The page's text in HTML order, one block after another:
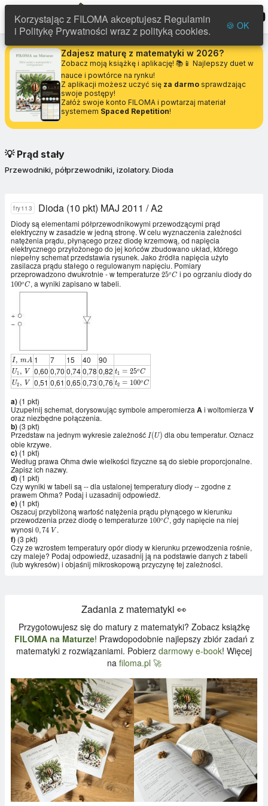
menu FILOMA
Zdajesz maturę z matematyki w 2026?
Zobacz moją książkę i aplikację! 📚📱 Najlepszy duet w
nauce i powtórce na rynku!
Z aplikacji możesz uczyć się za darmo sprawdzając
swoje postępy!
Załóż swoje konto FILOMA i powtarzaj materiał
systemem Spaced Repetition!
💡 Prąd stały
Przewodniki, półprzewodniki, izolatory. Dioda
fry113 Dioda (10 pkt) MAJ 2011 / A2
Diody są elementami półprzewodnikowymi przewodzącymi prąd
elektryczny w zasadzie w jedną stronę. W celu wyznaczenia zależności
natężenia prądu, płynącego przez diodę krzemową, od napięcia
elektrycznego przyłożonego do jej końców zbudowano układ, którego
niepełny schemat przedstawia rysunek. Jako źródła napięcia użyto
zasilacza prądu stałego o regulowanym napięciu. Pomiary
przeprowadzono dwukrotnie - w temperaturze 25^{o}C
25oC i po ogrzaniu diody do
100oC, a wyniki zapisano w tabeli.
I, \
mA
I, mA 1 7 15 40 90
U_1,
\ V
U1 , V 0,60 0,70 0,740,78 0,82 t_1
=
25^o
t1 = 25oC
U_2,
\ V
U2 , V 0,51 0,61 0,65 0,73 0,76 t_2 =
100^o
t2 = 100oC
a) (1 pkt)
Uzupełnij schemat, dorysowując symbole amperomierza Ai woltomierza V
oraz niezbędne połączenia.
b) (3 pkt)
Przedstaw na jednym wykresie zależność I(U)
I(U) dla obu temperatur. Oznacz
obie krzywe.
c) (1 pkt)
Według prawa Ohma dwie wielkości fizyczne są do siebie proporcjonalne.
Zapisz ich nazwy.
d) (1 pkt)
Czy wyniki w tabeli są -- dla ustalonej temperatury diody -- zgodne z
prawem Ohma? Podaj i uzasadnij odpowiedź.
e) (1 pkt)
Oszacuj przybliżoną wartość natężenia prądu płynącego w kierunku
przewodzenia przez diodę o temperaturze100^{o}C
100oC, gdy napięcie na niej
wynosi 0,74
\ V
0,74 V .
f) (3 pkt)
Czy ze wzrostem temperatury opór diody w kierunku przewodzenia rośnie,
czy maleje? Podaj odpowiedź, uzasadnij ją na podstawie danych z tabeli
(lub wykresów) i objaśnij mikroskopową przyczynę tej zależności.
Zadania z matematyki 👀
Przygotowujesz się do matury z matematyki? Zobacz książkę
FILOMA na Maturze! Prawdopodobnie najlepszy zbiór zadań z
matematyki z rozwiązaniami. Pobierz darmowy e-book! Więcej
na filoma.pl 🚀
Korzystając z FILOMA akceptujesz Regulamin
i Politykę Prywatności wraz z polityką cookies.
🍪 OK